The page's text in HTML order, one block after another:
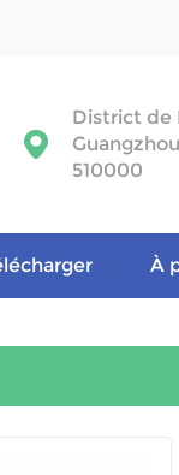
District de
510000
À